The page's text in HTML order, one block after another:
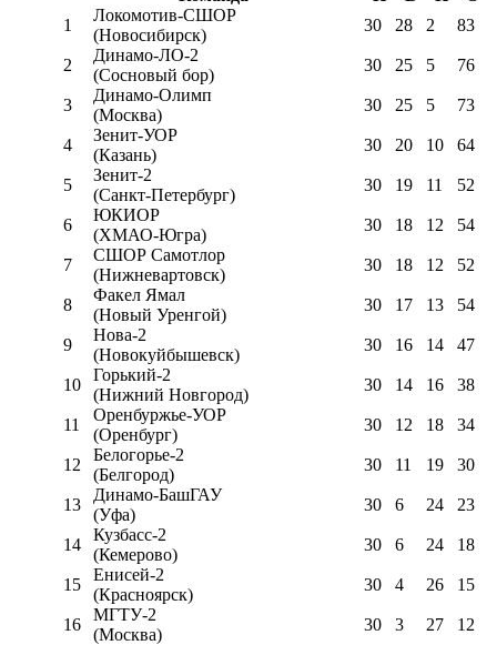
1
Локомотив-CШОР
(Новосибирск)
30 28 2 83
2
Динамо-ЛО-2
(Сосновый бор)
30 25 5 76
3
Динамо-Олимп
(Москва)
30 25 5 73
4
Зенит-УОР
(Казань)
30 20 10 64
5
Зенит-2
(Санкт-Петербург)
30 19 11 52
6
ЮКИОР
(ХМАО-Югра)
30 18 12 54
7
СШОР Самотлор
(Нижневартовск)
30 18 12 52
8
Факел Ямал
(Новый Уренгой)
30 17 13 54
9
Нова-2
(Новокуйбышевск)
30 16 14 47
10
Горький-2
(Нижний Новгород)
30 14 16 38
11
Оренбуржье-УОР
(Оренбург)
30 12 18 34
12
Белогорье-2
(Белгород)
30 11 19 30
13
Динамо-БашГАУ
(Уфа)
30 6 24 23
14
Кузбасс-2
(Кемерово)
30 6 24 18
15
Енисей-2
(Красноярск)
30 4 26 15
16
МГТУ-2
(Москва)
30 3 27 12